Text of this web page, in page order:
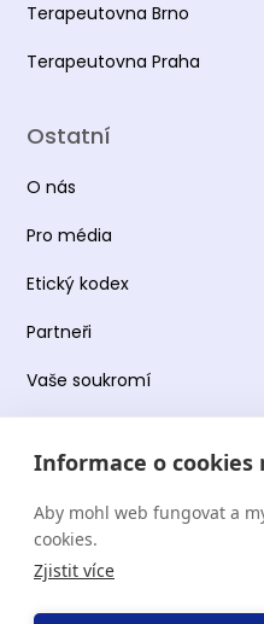
Informace o cookies
Aby mohl web fungovat a
cookies.
Zjistit více
Terapeutovna Brno
Terapeutovna Praha
Ostatní
O nás
Pro média
Etický kodex
Partneři
Vaše soukromí
Obchodní podmínky
Podmínky používání